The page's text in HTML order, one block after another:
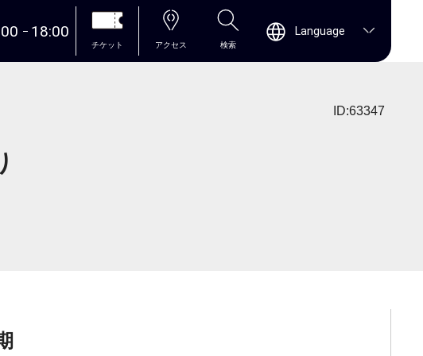
18:00
チケット アクセス 検索
Language
ID:63347